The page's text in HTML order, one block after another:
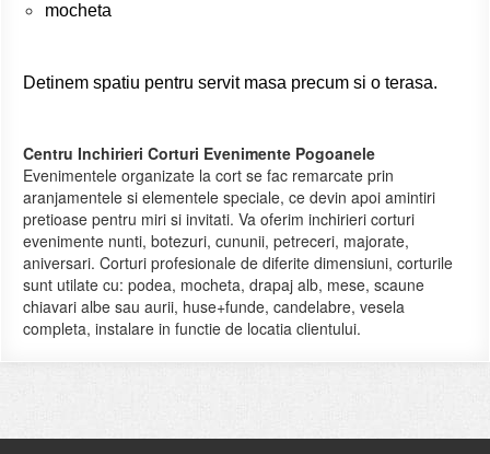
mocheta
Detinem spatiu pentru servit masa precum si o terasa.
Centru Inchirieri Corturi Evenimente Pogoanele
Evenimentele organizate la cort se fac remarcate prin
aranjamentele si elementele speciale, ce devin apoi amintiri
pretioase pentru miri si invitati. Va oferim inchirieri corturi
evenimente nunti, botezuri, cununii, petreceri, majorate,
aniversari. Corturi profesionale de diferite dimensiuni, corturile
sunt utilate cu: podea, mocheta, drapaj alb, mese, scaune
chiavari albe sau aurii, huse+funde, candelabre, vesela
completa, instalare in functie de locatia clientului.